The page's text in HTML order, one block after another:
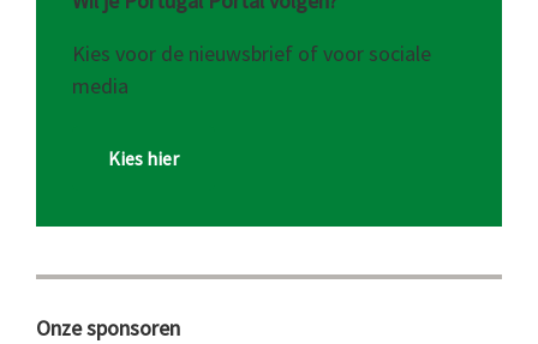
Kies voor de nieuwsbrief of voor sociale
media
Kies hier
Onze sponsoren